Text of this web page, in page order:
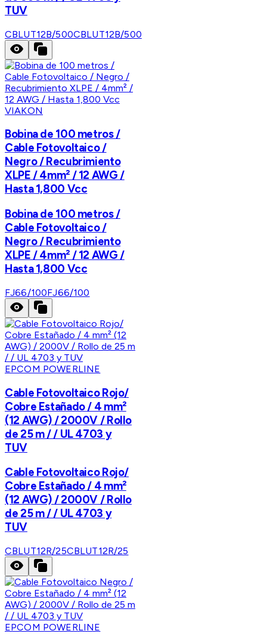
TUV
CBLUT12B/500CBLUT12B/500
VIAKON
Bobina de 100 metros /
Cable Fotovoltaico /
Negro / Recubrimiento
XLPE / 4mm² / 12 AWG /
Hasta 1,800 Vcc
Bobina de 100 metros /
Cable Fotovoltaico /
Negro / Recubrimiento
XLPE / 4mm² / 12 AWG /
Hasta 1,800 Vcc
FJ66/100FJ66/100
EPCOM POWERLINE
Cable Fotovoltaico Rojo/
Cobre Estañado / 4 mm²
(12 AWG) / 2000V / Rollo
de 25 m / / UL 4703 y
TUV
Cable Fotovoltaico Rojo/
Cobre Estañado / 4 mm²
(12 AWG) / 2000V / Rollo
de 25 m / / UL 4703 y
TUV
CBLUT12R/25CBLUT12R/25
EPCOM POWERLINE